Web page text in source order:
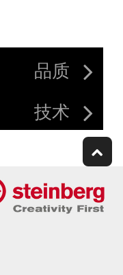
品质
技术